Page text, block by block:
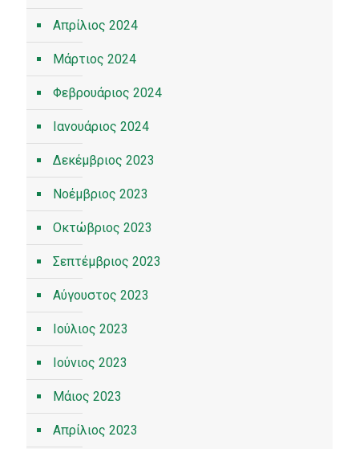
Απρίλιος 2024
Μάρτιος 2024
Φεβρουάριος 2024
Ιανουάριος 2024
Δεκέμβριος 2023
Νοέμβριος 2023
Οκτώβριος 2023
Σεπτέμβριος 2023
Αύγουστος 2023
Ιούλιος 2023
Ιούνιος 2023
Μάιος 2023
Απρίλιος 2023